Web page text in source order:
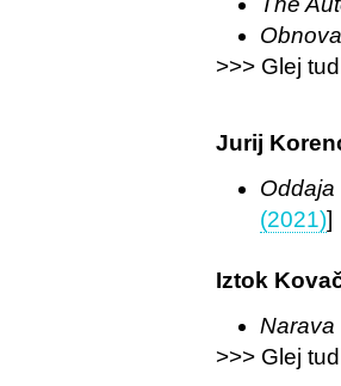
Obnova
>>> Glej
Jurij
Oddaja
(2021)]
Iztok
Narava
>>> Glej